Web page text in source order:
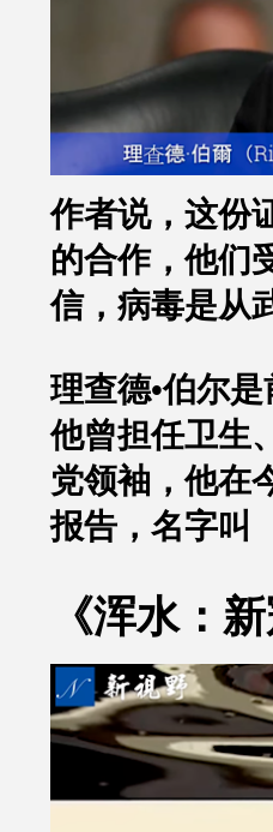
作者说，这份
的合作，他们
信，病毒是从
理查德•伯尔是
他曾担任卫生
党领袖，他在
报告，名字叫
《浑水：